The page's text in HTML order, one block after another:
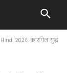
2026: कारगिल युद्ध